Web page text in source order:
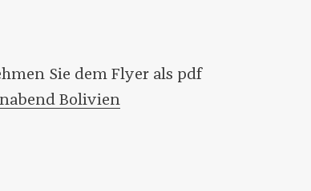
Sie dem Flyer als pdf
Bolivien